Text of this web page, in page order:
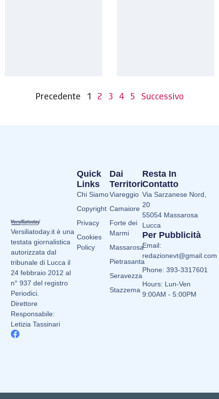
Precedente 1 2 3 4 5 Successivo
Versiliatoday.it è una
testata giornalistica
autorizzata dal
tribunale di Lucca il
24 febbraio 2012 al
n° 937 del registro
Periodici.
Direttore
Responsabile:
Letizia Tassinari
Dai
Territori
Viareggio
Camaiore
Forte dei
Marmi
Massarosa
Pietrasanta
Seravezza
Stazzema
Quick
Links
Chi Siamo
Copyright
Privacy
Cookies
Policy
Resta In
Contatto
Via Sarzanese Nord,
20
55054 Massarosa
Lucca
Per Pubblicità
Email:
redazionevt@gmail.com
Phone: 393-3317601
Hours: Lun-Ven
9:00AM - 5:00PM